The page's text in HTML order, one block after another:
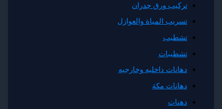
تركيب ورق جدران
تسريب المياة والعوازل
تشطيبات
دهانات داخليه وخارجيه
دهانات مكة